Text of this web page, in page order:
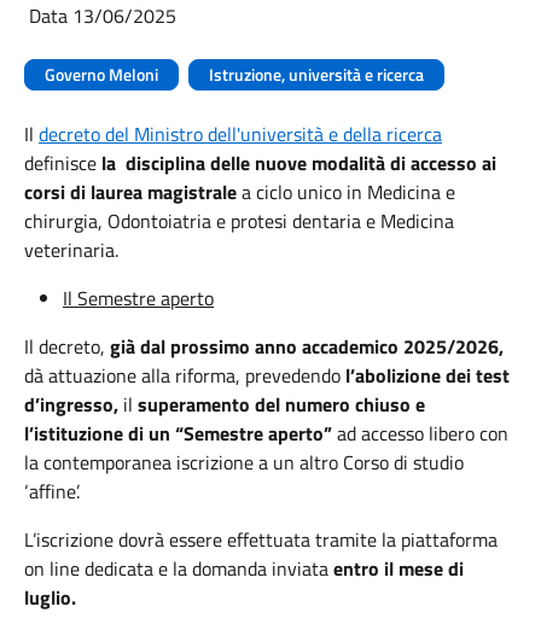
Data 13/06/2025
Governo Meloni Istruzione, università e ricerca
Il decreto del Ministro dell'università e della ricerca
definisce la disciplina delle nuove modalità di accesso ai
corsi di laurea magistralea ciclo unico in Medicina e
chirurgia, Odontoiatria e protesi dentaria e Medicina
veterinaria.
Il Semestre aperto
Il decreto, già dal prossimo anno accademico 2025/2026,
dà attuazione alla riforma, prevedendo l’abolizione dei test
d’ingresso, il superamento del numero chiuso e
l’istituzione di un “Semestre aperto”ad accesso libero con
la contemporanea iscrizione a un altro Corso di studio
‘affine’.
L’iscrizione dovrà essere effettuata tramite la piattaforma
on line dedicata e la domanda inviataentro il mese di
luglio.